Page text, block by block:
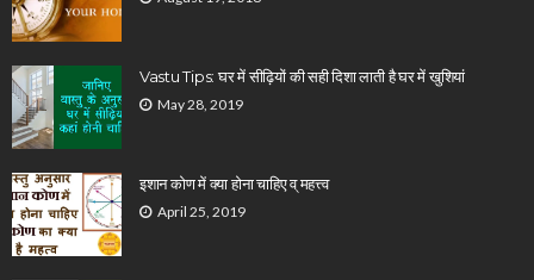
Vastu Tips: घर में सीढ़ियों की सही दिशा लाती है घर में खुशियां
May 28, 2019
इशान कोण में क्या होना चाहिए व् महत्त्व
April 25, 2019